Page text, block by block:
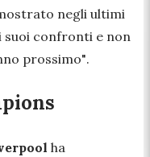
negli ultimi
suoi confronti e non
prossimo".
ha